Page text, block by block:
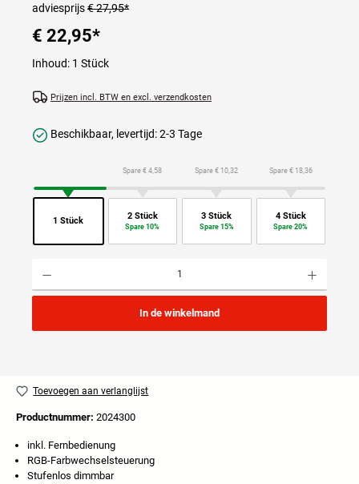
adviesprijs€ 27,95*
€ 22,95*
Inhoud: 1 Stück
Prijzen incl. BTW en excl. verzendkosten
Beschikbaar, levertijd: 2-3 Tage
1 Stück
Spare € 4,58
2 Stück
Spare 10%
Spare € 10,32
3 Stück
Spare 15%
Spare € 18,36
4 Stück
Spare 20%
In de winkelmand
Toevoegen aan verlanglijst
Productnummer: 2024300
inkl. Fernbedienung
RGB-Farbwechselsteuerung
Stufenlos dimmbar